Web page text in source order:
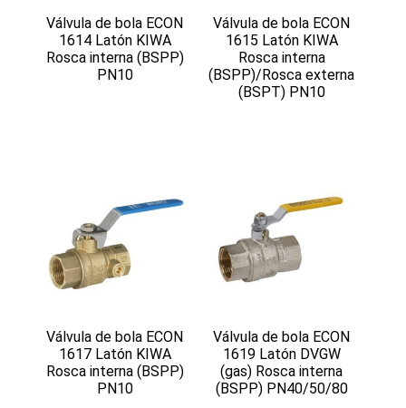
Válvula de bola ECON
1614 Latón KIWA
Rosca interna (BSPP)
PN10
Válvula de bola ECON
1615 Latón KIWA
Rosca interna
(BSPP)/Rosca externa
(BSPT) PN10
Válvula de bola ECON
1617 Latón KIWA
Rosca interna (BSPP)
PN10
Válvula de bola ECON
1619 Latón DVGW
(gas) Rosca interna
(BSPP) PN40/50/80